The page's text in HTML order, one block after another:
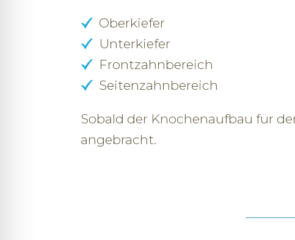
Oberkiefer
Unterkiefer
Frontzahnbereich
Seitenzahnbereich
Sobald der Knochenaufbau für
angebracht.